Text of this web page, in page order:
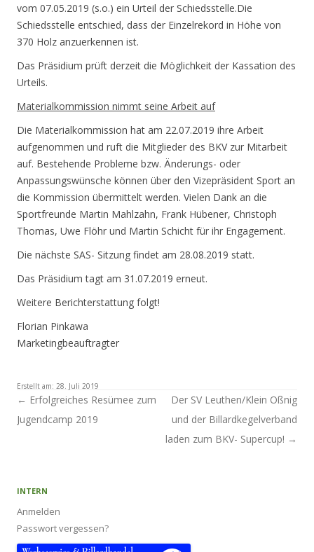
vom 07.05.2019 (s.o.) ein Urteil der Schiedsstelle.Die
Schiedsstelle entschied, dass der Einzelrekord in Höhe von
370 Holz anzuerkennen ist.
Das Präsidium prüft derzeit die Möglichkeit der Kassation des
Urteils.
Materialkommission nimmt seine Arbeit auf
Die Materialkommission hat am 22.07.2019 ihre Arbeit
aufgenommen und ruft die Mitglieder des BKV zur Mitarbeit
auf. Bestehende Probleme bzw. Änderungs- oder
Anpassungswünsche können über den Vizepräsident Sport an
die Kommission übermittelt werden. Vielen Dank an die
Sportfreunde Martin Mahlzahn, Frank Hübener, Christoph
Thomas, Uwe Flöhr und Martin Schicht für ihr Engagement.
Die nächste SAS- Sitzung findet am 28.08.2019 statt.
Das Präsidium tagt am 31.07.2019 erneut.
Weitere Berichterstattung folgt!
Florian Pinkawa
Marketingbeauftragter
Erstellt am: 28. Juli 2019
Artikel-Navigation
← Erfolgreiches Resümee zum
Jugendcamp 2019
Der SV Leuthen/Klein Oßnig
und der Billardkegelverband
laden zum BKV- Supercup! →
INTERN
Anmelden
Passwort vergessen?